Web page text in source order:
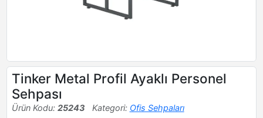
Tinker Metal Profil Ayaklı Personel
Sehpası
Ürün Kodu: 25243 Kategori: Ofis Sehpaları